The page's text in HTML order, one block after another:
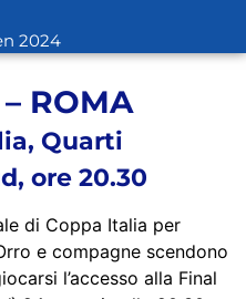
2024
ROMA
Quarti
ore 20.30
di Coppa Italia per
e compagne scendono
l’accesso alla Final